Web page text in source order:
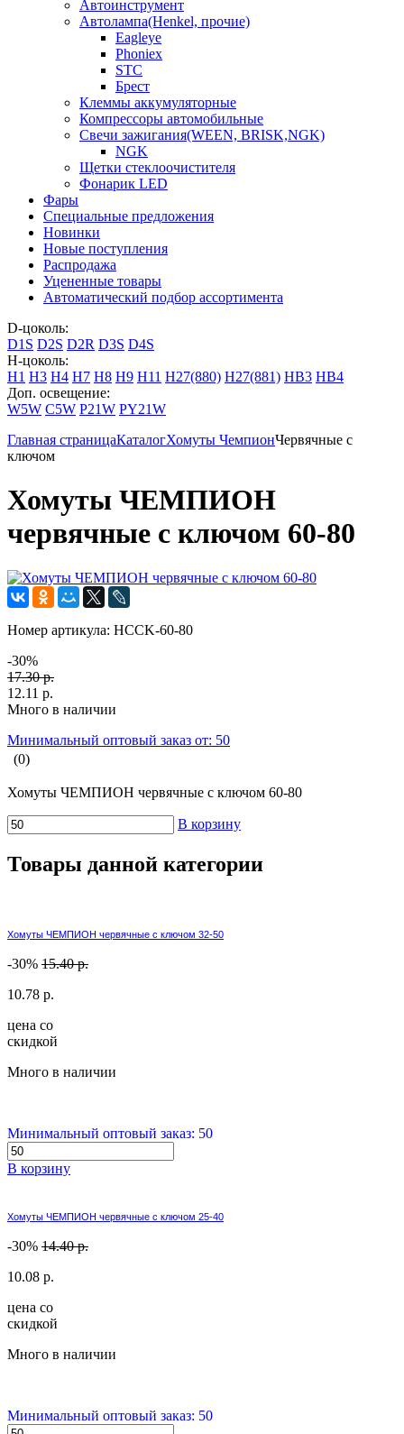
Автоинструмент
Автолампа(Henkel, прочие)
Eagleye
Phoniex
STC
Брест
Клеммы аккумуляторные
Компрессоры автомобильные
Свечи зажигания(WEEN, BRISK,NGK)
NGK
Щетки стеклоочистителя
Фонарик LED
Фары
Специальные предложения
Новинки
Новые поступления
Распродажа
Уцененные товары
Автоматический подбор ассортимента
D-цоколь:
D1S D2S D2R D3S D4S
H-цоколь:
H1 H3 H4 H7 H8 H9 H11 H27(880) H27(881) HB3 HB4
Доп. освещение:
W5W C5W P21W PY21W
Главная страницаКаталогХомуты ЧемпионЧервячные с
ключом
Хомуты ЧЕМПИОН
червячные с ключом 60-80
Номер артикула: HCCK-60-80
-30%
17.30 р.
12.11 р.
Много в наличии
Минимальный оптовый заказ от: 50
(0)
Хомуты ЧЕМПИОН червячные с ключом 60-80
В корзину
Товары данной категории
Хомуты ЧЕМПИОН червячные с ключом 32-50
-30% 15.40 р.
10.78 р.
цена со
скидкой
Много в наличии
Минимальный оптовый заказ: 50
В корзину
Хомуты ЧЕМПИОН червячные с ключом 25-40
-30% 14.40 р.
10.08 р.
цена со
скидкой
Много в наличии
Минимальный оптовый заказ: 50